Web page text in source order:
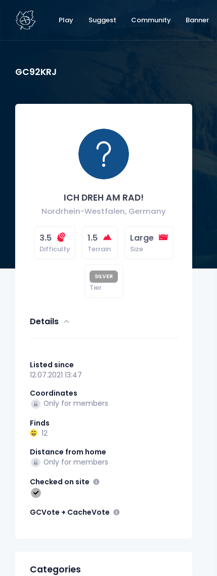
Play Suggest Community Banner
GC92KRJ
ICH DREH AM RAD!
Nordrhein-Westfalen, Germany
3.5
Difficulty
1.5
Terrain
Large
Size
SILVER
Tier
Details
Listed since
12.07.2021 13:47
Coordinates
Only for members
Finds
12
Distance from home
Only for members
Checked on site
GCVote + CacheVote
Categories